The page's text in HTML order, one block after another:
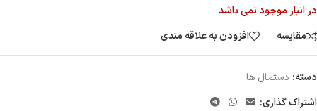
در انبار موجود نمی باشد
مقایسه
افزودن به علاقه مندی
دسته: دستمال ها
اشتراک گذاری: